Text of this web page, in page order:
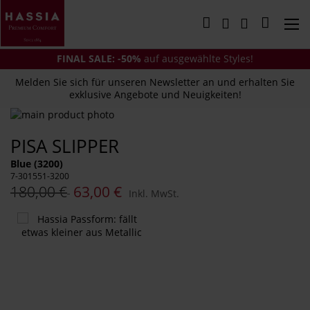
zum
Inhalt
Mein
FINAL SALE: -50% auf ausgewählte Styles!
Melden Sie sich für unseren Newsletter an und erhalten Sie
exklusive Angebote und Neuigkeiten!
PISA SLIPPER
Blue (3200)
7-301551-3200
180,00 € 63,00 € Inkl. MwSt.
könnte
Zum
der
Bildergalerie
springen
Anfang
der
Bildergalerie
springen